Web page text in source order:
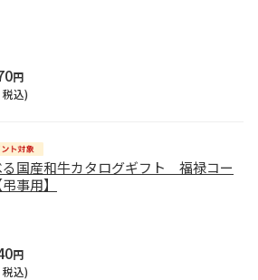
円
込)
る国産和牛カタログギフト 福禄コー
事用】
円
込)